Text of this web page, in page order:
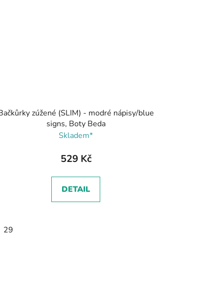
zúžené (SLIM) - modré nápisy/blue
signs, Boty Beda
Skladem*
529 Kč
DETAIL
29